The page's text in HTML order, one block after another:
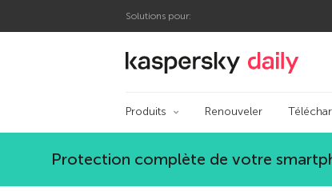
Solutions pour:
Blog officiel de
Produits Renouveler
Protection complète de votre